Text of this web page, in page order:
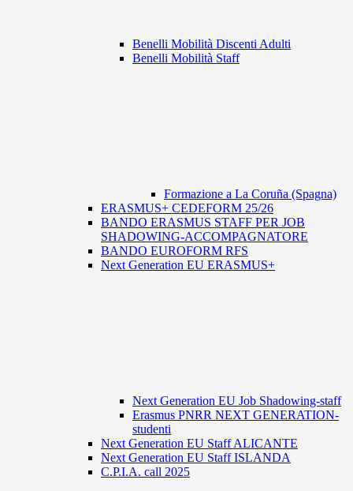
Benelli Mobilità Discenti Adulti
Benelli Mobilità Staff
Formazione a La Coruña (Spagna)
ERASMUS+ CEDEFORM 25/26
BANDO ERASMUS STAFF PER JOB
SHADOWING-ACCOMPAGNATORE
BANDO EUROFORM RFS
Next Generation EU ERASMUS+
Next Generation EU Job Shadowing-staff
Erasmus PNRR NEXT GENERATION-
studenti
Next Generation EU Staff ALICANTE
Next Generation EU Staff ISLANDA
C.P.I.A. call 2025